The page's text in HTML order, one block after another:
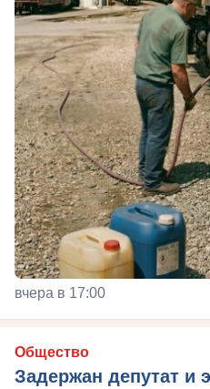
вчера в 17:00
Общество
Задержан депутат и